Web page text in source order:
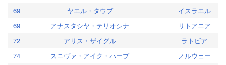
69
ヤエル・タウブ
イスラエル
69
アナスタシヤ・テリオシナ
リトアニア
72
アリス・ザイグル
ラトビア
74
スニヴァ・アイク・ハーブ
ノルウェー